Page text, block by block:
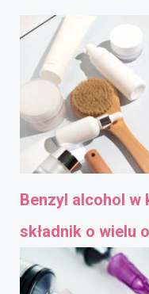
Benzyl alcohol w
składnik o wielu